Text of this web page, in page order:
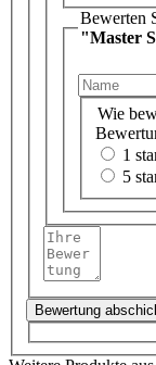
Bewerten
"Master
Wie
1
5
Bewertung